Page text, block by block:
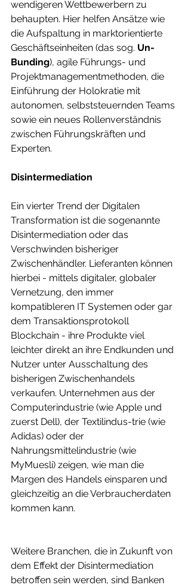
wendigeren Wettbewerbern zu
behaupten. Hier helfen Ansätze wie
die Aufspaltung in marktorientierte
Geschäftseinheiten (das sog. Un-
Bunding), agile Führungs- und
Projektmanagementmethoden, die
Einführung der Holokratie mit
autonomen, selbststeuernden Teams
sowie ein neues Rollenverständnis
zwischen Führungskräften und
Experten.
Disintermediation
Ein vierter Trend der Digitalen
Transformation ist die sogenannte
Disintermediation oder das
Verschwinden bisheriger
Zwischenhändler. Lieferanten können
hierbei - mittels digitaler, globaler
Vernetzung, den immer
kompatibleren IT Systemen oder gar
dem Transaktionsprotokoll
Blockchain - ihre Produkte viel
leichter direkt an ihre Endkunden und
Nutzer unter Ausschaltung des
bisherigen Zwischenhandels
verkaufen. Unternehmen aus der
Computerindustrie (wie Apple und
zuerst Dell), der Textilindus-trie (wie
Adidas) oder der
Nahrungsmittelindustrie (wie
MyMuesli) zeigen, wie man die
Margen des Handels einsparen und
gleichzeitig an die Verbraucherdaten
kommen kann.
Weitere Branchen, die in Zukunft von
dem Effekt der Disintermediation
betroffen sein werden, sind Banken